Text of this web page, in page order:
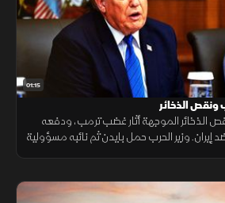
01:15
ونقص الذخائر
الذخائر الموجهة أثار غضب ترمب، ودفعه
إيران. وزير الحرب حمل بايدن ثم نائبه مسؤولية